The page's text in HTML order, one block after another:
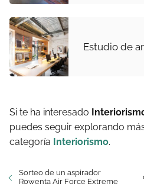
Estudio de
Si te ha interesado
puedes seguir explorando
categoría Interiorismo.
Sorteo de un aspirador
Rowenta Air Force Extreme